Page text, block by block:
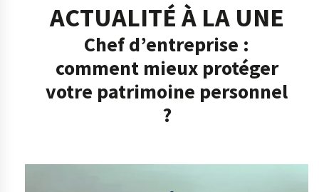
ACTUALITÉ À LA UNE
Chef d’entreprise :
comment mieux protéger
votre patrimoine personnel
?